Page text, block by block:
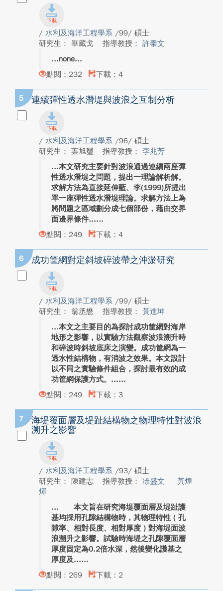
/ 水利及海洋工程學系 /99/ 碩士
研究生： 畢藏戈
指導教授： 許泰文
none
點閱：232
下載：4
5 連續彈性透水潛堤與波浪之互制分析
/ 水利及海洋工程學系 /96/ 碩士
研究生： 葉旭璽
指導教授： 李兆芳
本文研究主要針對波浪通過連續兩座彈
性透水潛堤之問題，提出一理論解析解。
求解方法為直接延伸藍、李(1999)所提出
單一座彈性透水潛堤理論。求解方法上為
將問題之區域劃分成七個部份，藉由交界
面邊界條件...
點閱：249
下載：4
6 成功筐網對定斜坡碎波帶之沖淤研究
/ 水利及海洋工程學系 /99/ 碩士
研究生： 翁丞懋
指導教授： 黃進坤
本文之主要目的為探討成功筐網對海岸
地形之影響，以實驗方法觀察波浪溯升時
和碎波時斜坡底床之演變。成功筐網為一
透水性結構物，有消波之效果。本文設計
以不同之實驗條件組合，探討最有效的成
功筐網保護方式。...
點閱：249
下載：3
7
海堤覆面層及堤趾結構物之物理特性對波浪
溯升之影響
/ 水利及海洋工程學系 /93/ 碩士
研究生： 陳建志
指導教授： 凃盛文
黃煌
煇
本文旨在研究海堤覆面層及堤趾護
基均採用孔隙結構物時，其物理特性 ( 孔
隙率、相對長度、相對厚度 ) 對海堤面波
浪溯升之影響。試驗時海堤之孔隙覆面層
厚度固定為0.2倍水深，然後變化護基之
厚度及...
點閱：269
下載：2